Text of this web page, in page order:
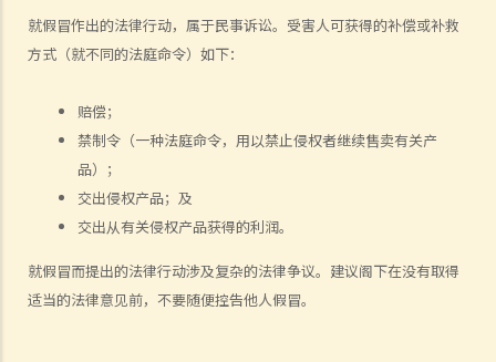
就假冒作出的法律行动，属于民事诉讼。受害人可获得的补偿或补救
方式（就不同的法庭命令）如下：
赔偿；
禁制令（一种法庭命令，用以禁止侵权者继续售卖有关产
品）；
交出侵权产品；及
交出从有关侵权产品获得的利润。
就假冒而提出的法律行动涉及复杂的法律争议。建议阁下在没有取得
适当的法律意见前，不要随便控告他人假冒。
页），这样做是否合法？
侵犯版权及允许的作为（获豁免侵权之行为）
1. 我借了一本书，而书中某些内容的版权已过期。如果我只影印含有这
2. 我是一名店东，我买了一只正版的音乐CD光碟。如果我在店内播放这
只CD光碟，我会侵犯版权吗？
只电影光碟，我有侵犯版权吗？
4. 我买了一只正版电脑游戏CD光碟，如果把CD光碟借给我的朋友，让